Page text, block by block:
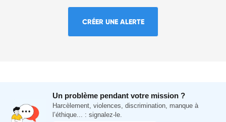
CRÉER UNE ALERTE
Un problème pendant votre mission ?
Harcèlement, violences, discrimination, manque à
l’éthique... : signalez-le.